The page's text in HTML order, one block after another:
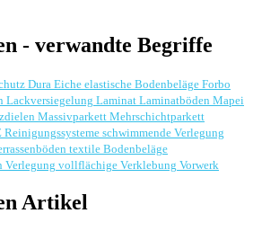
- verwandte Begriffe
Dura Eiche elastische Bodenbeläge Forbo
Lackversiegelung Laminat Laminatböden Mapei
Massivparkett Mehrschichtparkett
Reinigungssysteme schwimmende Verlegung
textile Bodenbeläge
Verlegung vollflächige Verklebung Vorwerk
Artikel